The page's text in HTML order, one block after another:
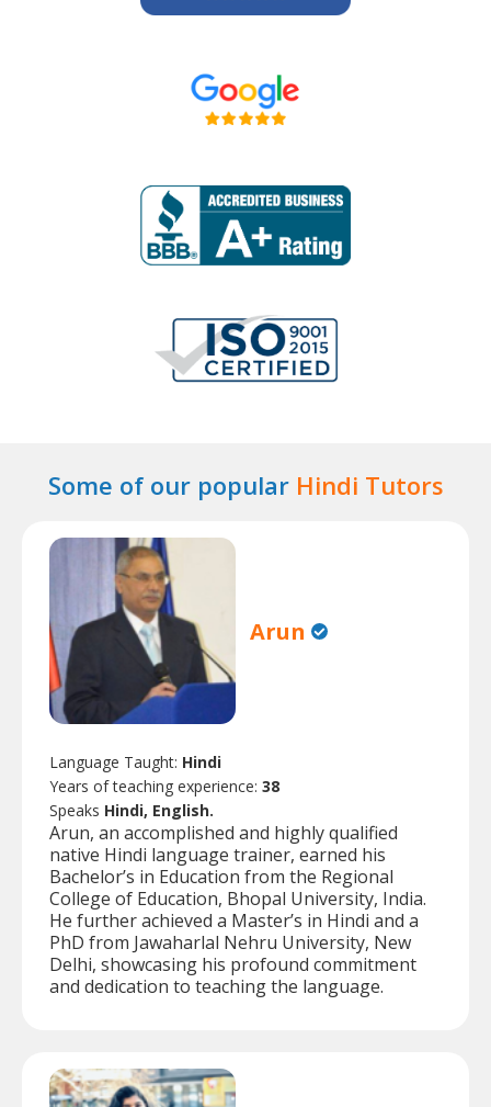
Some of our popular Hindi Tutors
Arun
Language Taught: Hindi
Years of teaching experience: 38
Speaks Hindi, English.
Arun, an accomplished and highly qualified
native Hindi language trainer, earned his
Bachelor’s in Education from the Regional
College of Education, Bhopal University, India.
He further achieved a Master’s in Hindi and a
PhD from Jawaharlal Nehru University, New
Delhi, showcasing his profound commitment
and dedication to teaching the language.